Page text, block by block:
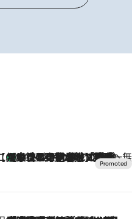
星野リゾート】唯一無二。癒しと発見が待つ場所へ
2026.8.7
【トンボの足水浴】ヒノキの香りに包まれて涼感マックス！約13℃の湧水かけ流しを避暑地「星野温泉 トンボの湯」で体験